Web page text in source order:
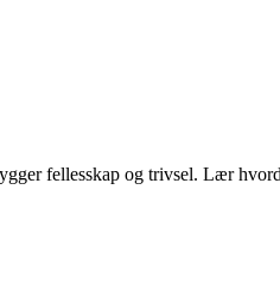
fellesskap og trivsel. Lær